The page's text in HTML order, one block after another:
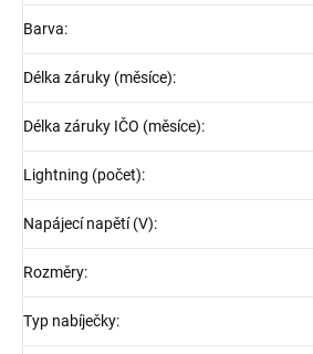
Barva:
Délka záruky (měsíce):
Délka záruky IČO (měsíce):
Lightning (počet):
Napájecí napětí (V):
Rozměry:
Typ nabíječky: